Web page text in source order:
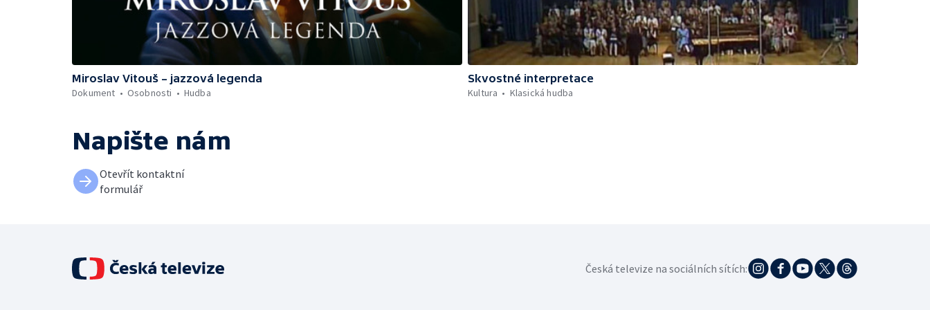
Miroslav Vitouš – jazzová legenda
Dokument
Osobnosti Hudba
Skvostné interpretace
Kultura
Klasická hudba
Napište nám
Otevřít kontaktní
formulář
Česká televize na sociálních sítích: